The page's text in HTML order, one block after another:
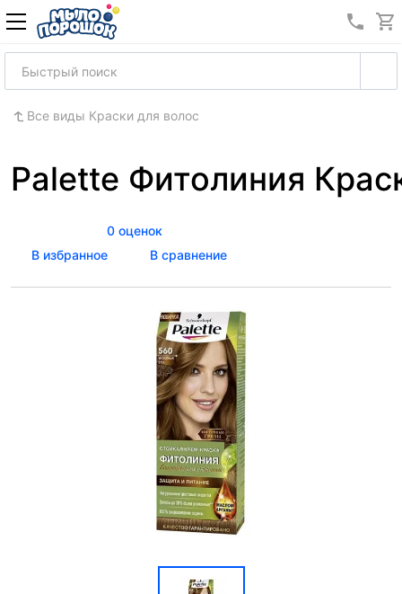
8
Все виды Краски для волос
Palette Фитолиния
0 оценок
В избранное
В сравнение